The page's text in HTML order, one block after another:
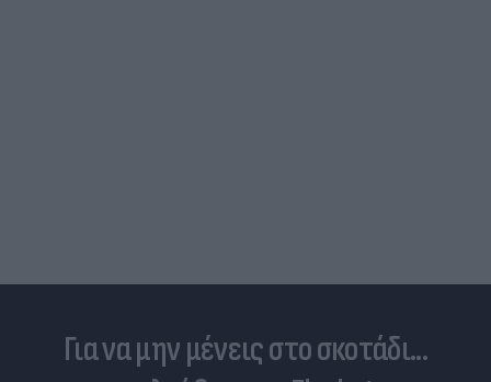
Για να μην μένεις στο σκοτάδι...